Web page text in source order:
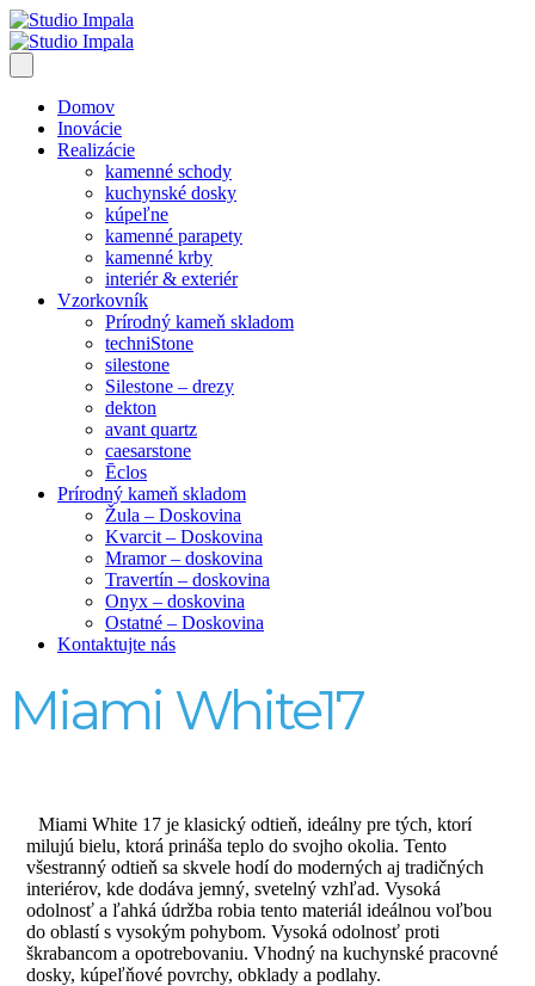
Domov
Inovácie
Realizácie
kamenné schody
kuchynské dosky
kúpeľne
kamenné parapety
kamenné krby
interiér & exteriér
Vzorkovník
Prírodný kameň skladom
techniStone
silestone
Silestone – drezy
dekton
avant quartz
caesarstone
Ēclos
Prírodný kameň skladom
Žula – Doskovina
Kvarcit – Doskovina
Mramor – doskovina
Travertín – doskovina
Onyx – doskovina
Ostatné – Doskovina
Kontaktujte nás
Miami White17
Miami White 17 je klasický odtieň, ideálny pre tých, ktorí
milujú bielu, ktorá prináša teplo do svojho okolia. Tento
všestranný odtieň sa skvele hodí do moderných aj tradičných
interiérov, kde dodáva jemný, svetelný vzhľad. Vysoká
odolnosť a ľahká údržba robia tento materiál ideálnou voľbou
do oblastí s vysokým pohybom. Vysoká odolnosť proti
škrabancom a opotrebovaniu. Vhodný na kuchynské pracovné
dosky, kúpeľňové povrchy, obklady a podlahy.